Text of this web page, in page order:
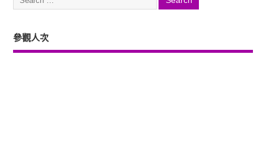
參觀人次